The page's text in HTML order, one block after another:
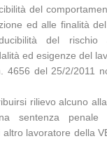
del
ed alle finalità
del rischio
ed esigenze del
4656 del 25/2/2011
rilievo alcuno
sentenza penale
lavoratore della